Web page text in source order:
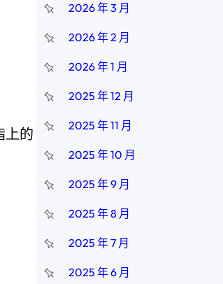
上的
2026 年 3 月
2026 年 2 月
2026 年 1 月
2025 年 12 月
2025 年 11 月
2025 年 10 月
2025 年 9 月
2025 年 8 月
2025 年 7 月
2025 年 6 月